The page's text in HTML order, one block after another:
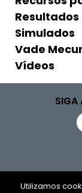
Resultados
Simulados
Vade
Vídeos
SIGA
Utilizamos